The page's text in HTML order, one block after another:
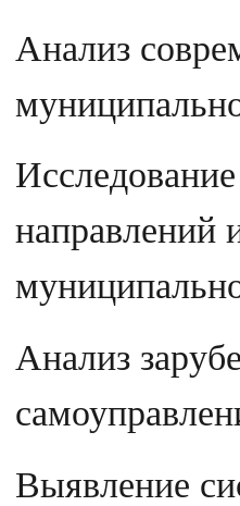
Анализ
направлений
Анализ
Выявление